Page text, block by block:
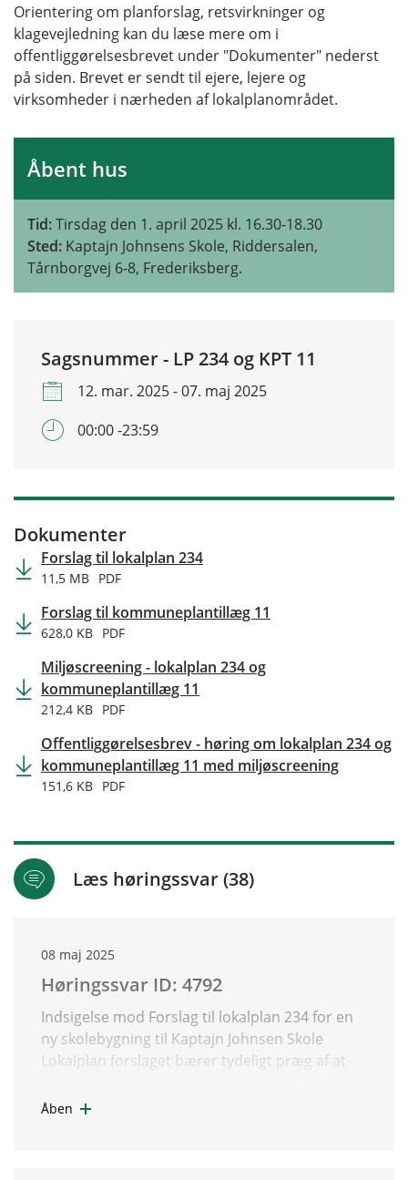
Orientering om planforslag, retsvirkninger og
klagevejledning kan du læse mere om i
offentliggørelsesbrevet under "Dokumenter" nederst
på siden. Brevet er sendt til ejere, lejere og
virksomheder i nærheden af lokalplanområdet.
Åbent hus
Tid:Tirsdag den 1. april 2025 kl. 16.30-18.30
Sted: Kaptajn Johnsens Skole, Riddersalen,
Tårnborgvej 6-8, Frederiksberg.
Sagsnummer - LP 234 og KPT 11
12. mar. 2025 - 07. maj 2025
00:00 -23:59
Dokumenter
Forslag til lokalplan 234
11,5 MB PDF
Forslag til kommuneplantillæg 11
628,0 KB PDF
Miljøscreening - lokalplan 234 og
kommuneplantillæg 11
212,4 KB PDF
Offentliggørelsesbrev - høring om lokalplan 234 og
kommuneplantillæg 11 med miljøscreening
151,6 KB PDF
Læs høringssvar (38)
Åben
08 maj 2025
Høringssvar ID: 4792
Indsigelse mod Forslag til lokalplan 234 for en
ny skolebygning til Kaptajn Johnsen Skole
Lokalplan forslaget bærer tydeligt præg af at
kommer lokalplanen til at virke som en